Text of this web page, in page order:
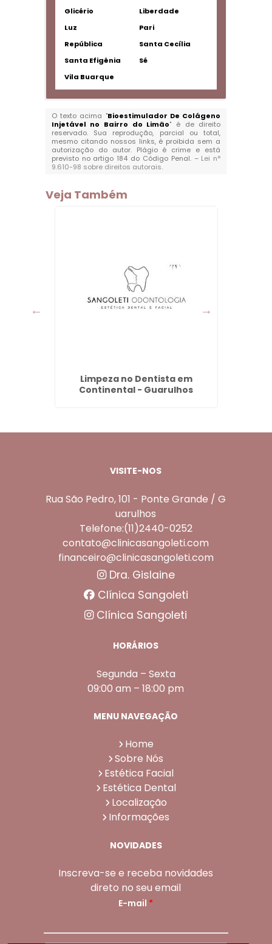
Glicério
Liberdade
Luz
Pari
República
Santa Cecília
Santa Efigênia
Sé
Vila Buarque
O texto acima "Bioestimulador De Colágeno
Injetável no Bairro do Limão" é de direito
reservado. Sua reprodução, parcial ou total,
mesmo citando nossos links, é proibida sem a
autorização do autor. Plágio é crime e está
previsto no artigo 184 do Código Penal. – Lei n°
9.610-98 sobre direitos autorais.
Veja Também
Limpeza no Dentista em
Continental - Guarulhos
VISITE-NOS
Rua São Pedro, 101 - Ponte Grande / G
uarulhos
Telefone:(11)2440-0252
contato@clinicasangoleti.com
financeiro@clinicasangoleti.com
Dra. Gislaine
Clínica Sangoleti
Clínica Sangoleti
HORÁRIOS
Segunda – Sexta
09:00 am – 18:00 pm
MENU NAVEGAÇÃO
Home
Sobre Nós
Estética Facial
Estética Dental
Localização
Informações
NOVIDADES
Inscreva-se e receba novidades
direto no seu email
E-mail *